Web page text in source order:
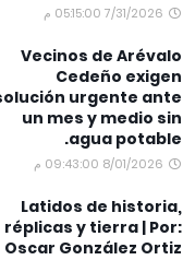
7/31/2026 05:15:00 م
Vecinos de Arévalo
Cedeño exigen
urgente ante
un mes y medio sin
agua potable.
8/01/2026 09:43:00 م
Latidos de historia,
réplicas y tierra | Por:
Oscar González Ortiz